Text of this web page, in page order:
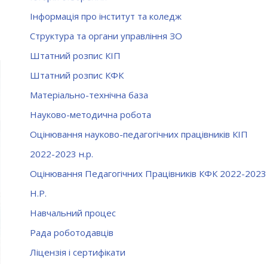
Інформація про інститут та коледж
Структура та органи управління ЗО
Штатний розпис КІП
Штатний розпис КФК
Матеріально-технічна база
Науково-методична робота
Оцінювання науково-педагогічних працівників КІП
2022-2023 н.р.
Оцінювання Педагогічних Працівників КФК 2022-2023
Н.Р.
Навчальний процес
Рада роботодавців
Ліцензія і сертифікати